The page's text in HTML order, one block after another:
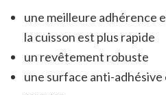
une meilleure adhérence
la cuisson est plus rapide
un revêtement robuste
une surface anti-